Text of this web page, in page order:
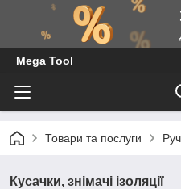
Mega Tool
Товари та послуги
Кусачки, знімачі ізоляції